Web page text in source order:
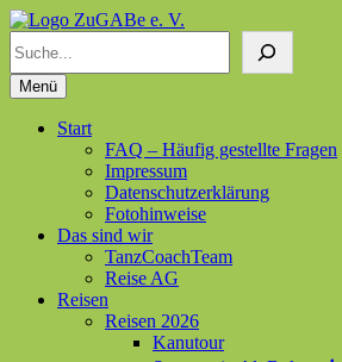
ZuGABe e. V.
Zusammen geht alles besser
Menü
Start
FAQ – Häufig gestellte Fragen
Impressum
Datenschutzerklärung
Fotohinweise
Das sind wir
TanzCoachTeam
Reise AG
Reisen
Reisen 2026
Kanutour